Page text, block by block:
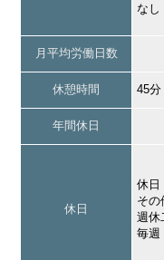
なし
月平均労働日数
休憩時間 45分
年間休日
休日
休日
その
週休
毎週